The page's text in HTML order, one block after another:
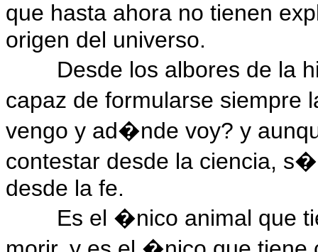
que hasta ahora no tienen
origen del universo.
Desde los albores de la
capaz de formularse
vengo y ad�nde voy? y
contestar desde la ciencia,
desde la fe.
Es el �nico animal que